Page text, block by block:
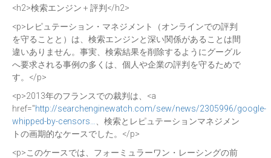
<h2>検索エンジン + 評判</h2>
<p>レピュテーション・マネジメント（オンラインでの評判
を守ることと）は、検索エンジンと深い関係があることは間
違いありません。事実、検索結果を削除するようにグーグル
へ要求される事例の多くは、個人や企業の評判を守るためで
す。</p>
<p>2013年のフランスでの裁判は、<a
href="http://searchenginewatch.com/sew/news/2305996/google-
whipped-by-censors…
、検索とレピュテーションマネジメン
トの画期的なケースでした。</p>
<p>このケースでは、フォーミュラーワン・レーシングの前